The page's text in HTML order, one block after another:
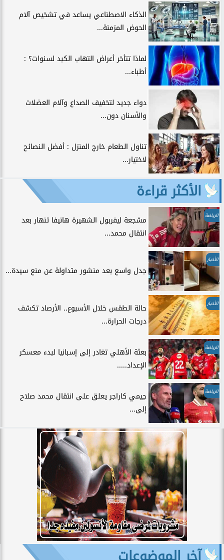
الذكاء الاصطناعي يساعد في تشخيص آلام
الحوض المزمنة...
لماذا تتأخر أعراض التهاب الكبد لسنوات؟ :
أطباء...
دواء جديد لتخفيف الصداع وآلام العضلات
والأسنان دون...
تناول الطعام خارج المنزل : أفضل النصائح
لاختيار...
الأكثر قراءة
الرياضة
مشجعة ليفربول الشهيرة هانيفا تنهار بعد
انتقال محمد...
الأخبار
جدل واسع بعد منشور متداولة عن منع سيدة...
الأخبار
حالة الطقس خلال الأسبوع.. الأرصاد تكشف
درجات الحرارة...
الرياضة
بعثة الأهلي تغادر إلى إسبانيا لبدء معسكر
الإعداد.....
الرياضة
جيمي كاراجر يعلق على انتقال محمد صلاح
إلى...